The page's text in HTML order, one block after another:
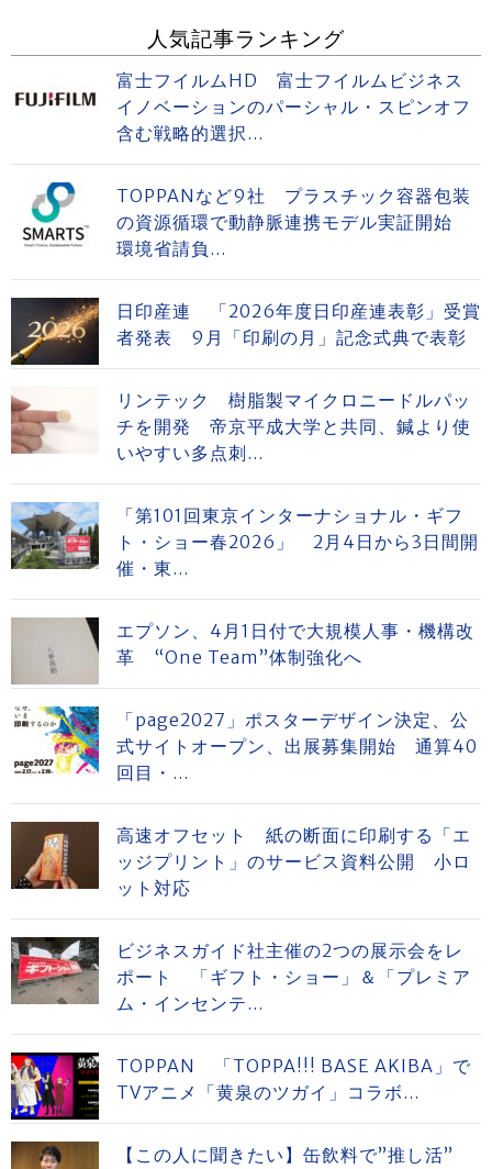
人気記事ランキング
富士フイルムHD 富士フイルムビジネス
イノベーションのパーシャル・スピンオフ
含む戦略的選択...
TOPPANなど9社 プラスチック容器包装
の資源循環で動静脈連携モデル実証開始
環境省請負...
日印産連 「2026年度日印産連表彰」受賞
者発表 9月「印刷の月」記念式典で表彰
リンテック 樹脂製マイクロニードルパッ
チを開発 帝京平成大学と共同、鍼より使
いやすい多点刺...
「第101回東京インターナショナル・ギフ
ト・ショー春2026」 2月4日から3日間開
催・東...
エプソン、4月1日付で大規模人事・機構改
革 “One Team”体制強化へ
「page2027」ポスターデザイン決定、公
式サイトオープン、出展募集開始 通算40
回目・...
高速オフセット 紙の断面に印刷する「エ
ッジプリント」のサービス資料公開 小ロ
ット対応
ビジネスガイド社主催の2つの展示会をレ
ポート 「ギフト・ショー」＆「プレミア
ム・インセンテ...
TOPPAN 「TOPPA!!! BASE AKIBA」で
TVアニメ「黄泉のツガイ」コラボ...
【この人に聞きたい】缶飲料で”推し活”